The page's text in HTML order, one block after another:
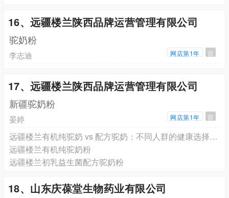
16、远疆楼兰陕西品牌运营管理有限公司
驼奶粉
李志迪 网店第1年 百
17、远疆楼兰陕西品牌运营管理有限公司
新疆驼奶粉
晏婷 网店第1年 百
远疆楼兰有机纯驼奶 vs 配方驼奶：不同人群的健康选择指南
远疆楼兰有机纯驼奶粉
远疆楼兰初乳益生菌配方驼奶粉
18、山东庆葆堂生物药业有限公司